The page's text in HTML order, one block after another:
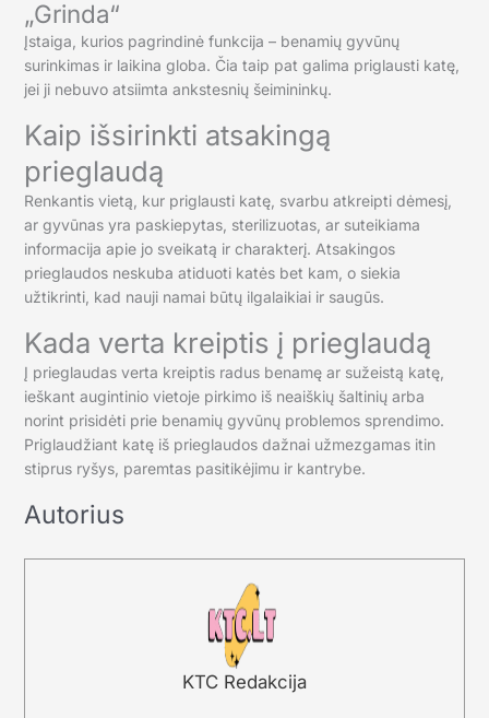
„Grinda“
Įstaiga, kurios pagrindinė funkcija – benamių gyvūnų
surinkimas ir laikina globa. Čia taip pat galima priglausti katę,
jei ji nebuvo atsiimta ankstesnių šeimininkų.
Kaip išsirinkti atsakingą
prieglaudą
Renkantis vietą, kur priglausti katę, svarbu atkreipti dėmesį,
ar gyvūnas yra paskiepytas, sterilizuotas, ar suteikiama
informacija apie jo sveikatą ir charakterį. Atsakingos
prieglaudos neskuba atiduoti katės bet kam, o siekia
užtikrinti, kad nauji namai būtų ilgalaikiai ir saugūs.
Kada verta kreiptis į prieglaudą
Į prieglaudas verta kreiptis radus benamę ar sužeistą katę,
ieškant augintinio vietoje pirkimo iš neaiškių šaltinių arba
norint prisidėti prie benamių gyvūnų problemos sprendimo.
Priglaudžiant katę iš prieglaudos dažnai užmezgamas itin
stiprus ryšys, paremtas pasitikėjimu ir kantrybe.
Autorius
KTC Redakcija